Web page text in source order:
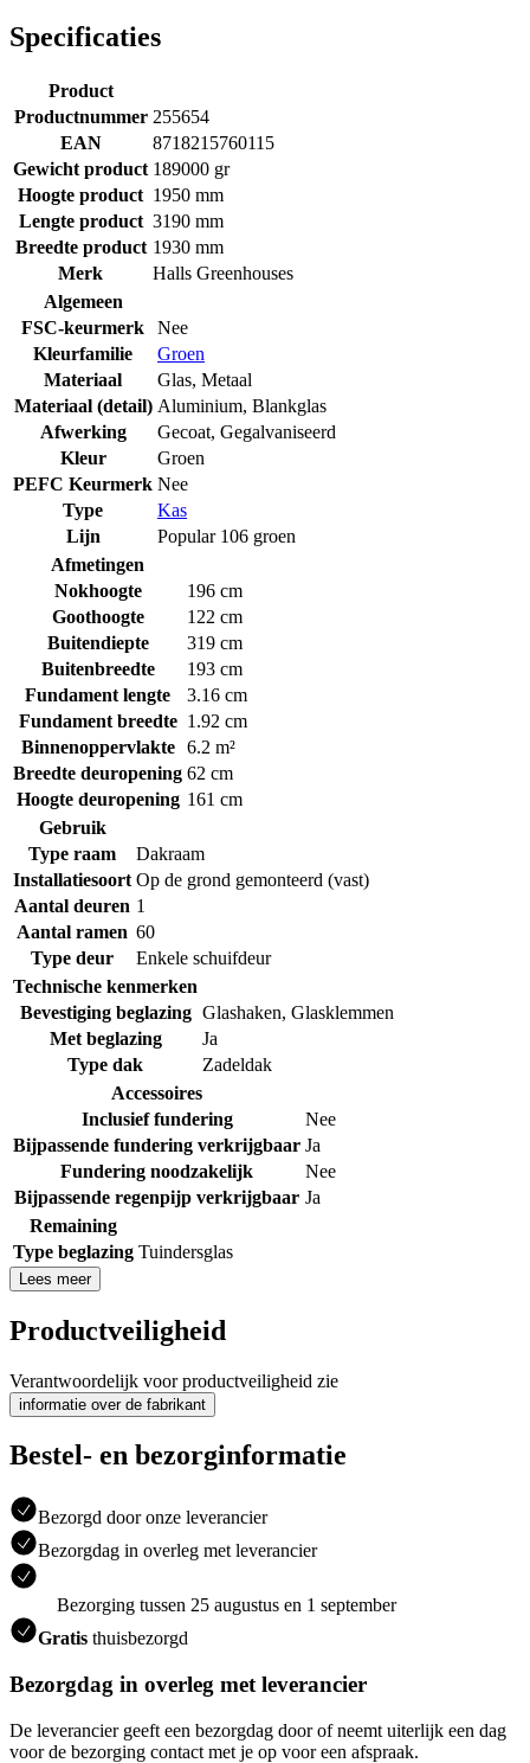
Specificaties
Product
Productnummer 255654
EAN
8718215760115
Gewicht product 189000 gr
Hoogte product 1950 mm
Lengte product 3190 mm
Breedte product 1930 mm
Merk
Halls Greenhouses
Algemeen
FSC-keurmerk
Nee
Kleurfamilie
Groen
Materiaal
Glas, Metaal
Materiaal (detail) Aluminium, Blankglas
Afwerking
Gecoat, Gegalvaniseerd
Kleur
Groen
PEFC Keurmerk Nee
Type
Kas
Lijn
Popular 106 groen
Afmetingen
Nokhoogte
196 cm
Goothoogte
122 cm
Buitendiepte
319 cm
Buitenbreedte
193 cm
Fundament lengte
3.16 cm
Fundament breedte 1.92 cm
Binnenoppervlakte
6.2 m²
Breedte deuropening 62 cm
Hoogte deuropening 161 cm
Gebruik
Type raam
Dakraam
Installatiesoort Op de grond gemonteerd (vast)
Aantal deuren 1
Aantal ramen 60
Type deur
Enkele schuifdeur
Technische kenmerken
Bevestiging beglazing Glashaken, Glasklemmen
Met beglazing
Ja
Type dak
Zadeldak
Accessoires
Inclusief fundering
Nee
Bijpassende fundering verkrijgbaar Ja
Fundering noodzakelijk
Nee
Bijpassende regenpijp verkrijgbaar Ja
Remaining
Type beglazing Tuindersglas
Lees meer
Productveiligheid
Verantwoordelijk voor productveiligheid zie
informatie over de fabrikant
Bestel- en bezorginformatie
Bezorgd door onze leverancier
Bezorgdag in overleg met leverancier
Bezorging tussen 25 augustus en 1 september
Gratis thuisbezorgd
Bezorgdag in overleg met leverancier
De leverancier geeft een bezorgdag door of neemt uiterlijk een dag
voor de bezorging contact met je op voor een afspraak.